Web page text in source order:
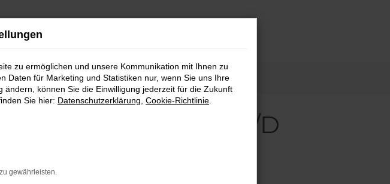
MANAGER M/W/D
DICH!
zu ermöglichen und unsere Kommunikation mit Ihnen zu
Daten für Marketing und Statistiken nur, wenn Sie uns Ihre
können Sie die Einwilligung jederzeit für die Zukunft
Sie hier: Datenschutzerklärung Cookie-Richtlinie
gewährleisten.